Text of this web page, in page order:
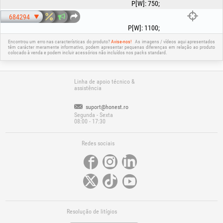
Temperatura máxima do líquido bombeado: 70 °C
Ligação: 1”
Grau de proteção: IP68
Não utilize o produto para a extração de hidrocarbonetos (combustíveis,
óleos, solventes, etc.) ou de outros líquidos!
P[W]:750;
684294
P[W]: 1100;
Encontrou um erro nas características do produto?Avise-nos!
As imagens / vídeos aqui apresentados
têm carácter meramente informativo, podem apresentar pequenas diferenças em relação ao produto
colocado à venda e podem incluir acessórios não incluídos nos packs standard.
Linha de apoio técnico &
assistência
suport@honest.ro
Segunda - Sexta
08:00 - 17:30
Redes sociais
Resolução de litígios